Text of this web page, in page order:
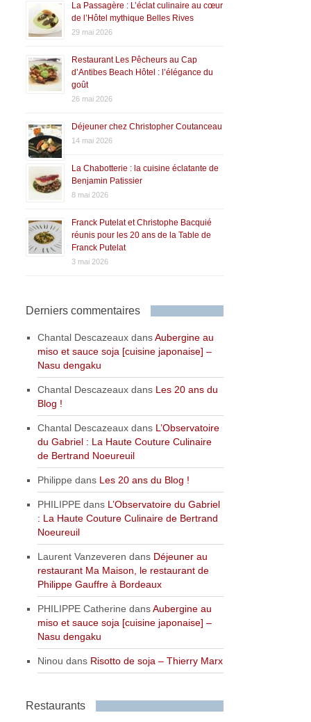
La Passagère : L’éclat culinaire au cœur
de l’Hôtel mythique Belles Rives
29 mai 2026
Restaurant Les Pêcheurs au Cap
d’Antibes Beach Hôtel : l’élégance du
goût
26 mai 2026
Déjeuner chez Christopher Coutanceau
14 mai 2026
La Chabotterie : la cuisine éclatante de
Benjamin Patissier
8 mai 2026
Franck Putelat et Christophe Bacquié
réunis pour les 20 ans de la Table de
Franck Putelat
3 mai 2026
Derniers commentaires
Chantal Descazeaux dansAubergine au
miso et sauce soja [cuisine japonaise] –
Nasu dengaku
Chantal Descazeaux dans Les 20 ans du
Blog !
Chantal Descazeaux dans L’Observatoire
du Gabriel : La Haute Couture Culinaire
de Bertrand Noeureuil
Philippe dans Les 20 ans du Blog !
PHILIPPE dans L’Observatoire du Gabriel
: La Haute Couture Culinaire de Bertrand
Noeureuil
Laurent Vanzeveren dans Déjeuner au
restaurant Ma Maison, le restaurant de
Philippe Gauffre à Bordeaux
PHILIPPE Catherine dansAubergine au
miso et sauce soja [cuisine japonaise] –
Nasu dengaku
Ninou dans Risotto de soja – Thierry Marx
Restaurants